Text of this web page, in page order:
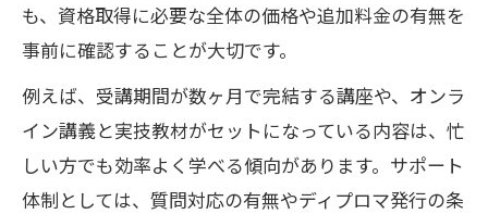
も、資格取得に必要な全体の価格や追加料金の有無を
事前に確認することが大切です。
例えば、受講期間が数ヶ月で完結する講座や、オンラ
イン講義と実技教材がセットになっている内容は、忙
しい方でも効率よく学べる傾向があります。サポート
体制としては、質問対応の有無やディプロマ発行の条